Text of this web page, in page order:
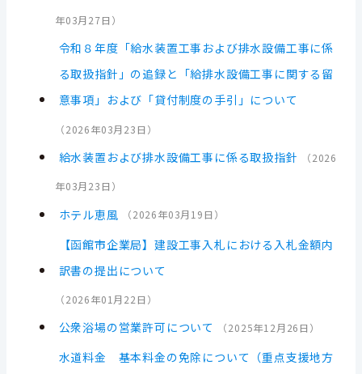
年03月27日 ）
令和８年度「給水装置工事および排水設備工事に係
る取扱指針」の追録と「給排水設備工事に関する留
意事項」および「貸付制度の手引」について
（2026年03月23日 ）
給水装置および排水設備工事に係る取扱指針 （2026
年03月23日 ）
ホテル恵風 （2026年03月19日 ）
【函館市企業局】建設工事入札における入札金額内
訳書の提出について
（2026年01月22日 ）
公衆浴場の営業許可について （2025年12月26日 ）
水道料金 基本料金の免除について（重点支援地方